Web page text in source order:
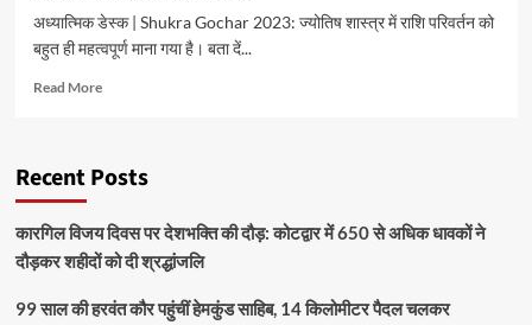
अध्यात्मिक डेस्क | Shukra Gochar 2023: ज्योतिष शास्त्र में राशि परिवर्तन को
बहुत ही महत्वपूर्ण माना गया है। बता दें...
Read More
Recent Posts
कारगिल विजय दिवस पर देशभक्ति की दौड़: कोटद्वार में 650 से अधिक धावकों ने
दौड़कर शहीदों को दी श्रद्धांजलि
99 साल की हरवंत कौर पहुंचीं हेमकुंड साहिब, 14 किलोमीटर पैदल चलकर